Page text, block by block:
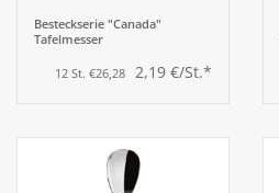
Berufsbekleidung
Küchentechnik
Besteckserie "Canada"
Tafelmesser
12 St. €26,28 2,19 €/St.*